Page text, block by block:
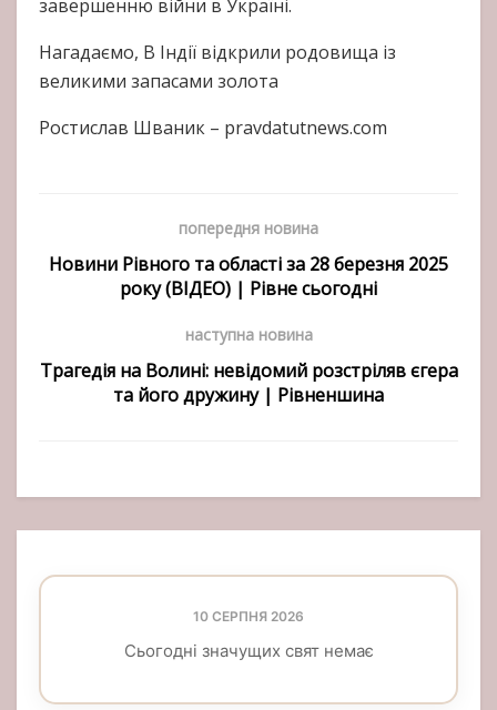
завершенню війни в Україні.
Нагадаємо, В Індії відкрили родовища із
великими запасами золота
Ростислав Шваник – pravdatutnews.com
попередня новина
Новини Рівного та області за 28 березня 2025
року (ВІДЕО) | Рівне сьогодні
наступна новина
Трагедія на Волині: невідомий розстріляв єгера
та його дружину | Рівненшина
10 СЕРПНЯ 2026
Сьогодні значущих свят немає